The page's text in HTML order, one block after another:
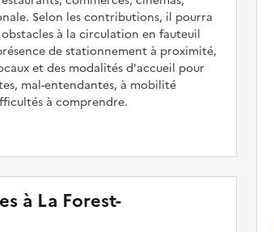
Selon les contributions, il pourra
à la circulation en fauteuil
de stationnement à proximité,
et des modalités d'accueil pour
mal-entendantes, à mobilité
à comprendre.
à La Forest-